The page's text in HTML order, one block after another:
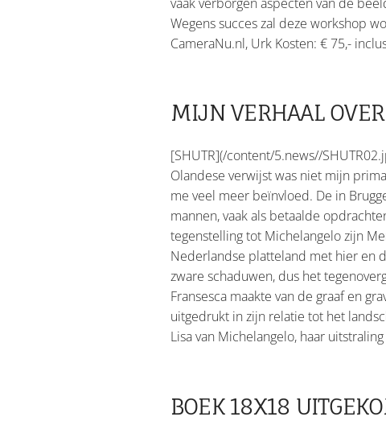
Wegens succes zal deze workshop
CameraNu.nl, Urk Kosten: € 75,-
MIJN VERHAAL
[SHUTR](/content/5.news//
Olandese verwijst was niet mijn
me veel meer beïnvloed. De in
mannen, vaak als betaalde
tegenstelling tot Michelangelo zijn
Nederlandse platteland met hier en
zware schaduwen, dus het
Fransesca maakte van de graaf en
uitgedrukt in zijn relatie tot het
Lisa van Michelangelo, haar
BOEK 18X18